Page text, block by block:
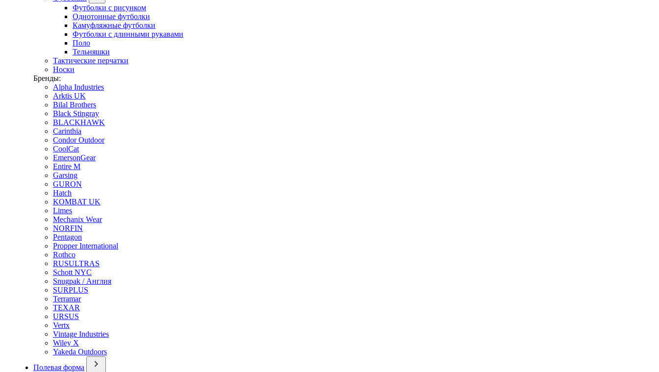
Футболки с рисунком
Однотонные футболки
Камуфляжные футболки
Футболки с длинными рукавами
Поло
Тельняшки
Тактические перчатки
Носки
Бренды:
Alpha Industries
Arktis UK
Bilal Brothers
Black Stingray
BLACKHAWK
Carinthia
Condor Outdoor
CoolCat
EmersonGear
Entire M
Garsing
GURON
Hatch
KOMBAT UK
Limes
Mechanix Wear
NORFIN
Pentagon
Propper International
Rothco
RUSULTRAS
Schott NYC
Snugpak / Англия
SURPLUS
Terramar
TEXAR
URSUS
Vertx
Vintage Industries
Wiley X
Yakeda Outdoors
Полевая форма